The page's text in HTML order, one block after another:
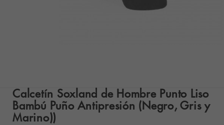
Calcetín Soxland de Hombre Punto Liso
Bambú Puño Antipresión (Negro, Gris y
Marino))